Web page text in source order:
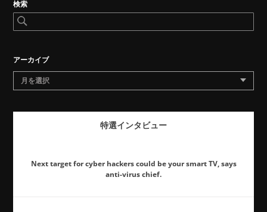
検索
アーカイブ
月を選択
特選インタビュー
Next target for cyber hackers could be your smart TV, says
anti-virus chief.